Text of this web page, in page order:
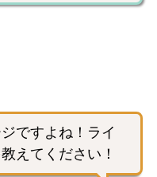
ですよね！ライ
えてください！